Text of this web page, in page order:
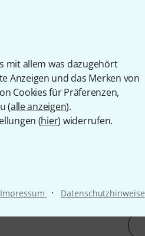
mit allem was dazugehört
Anzeigen und das Merken von
Cookies für Präferenzen,
(alle anzeigen).
(hier) widerrufen.
Impressum · Datenschutzhinweise